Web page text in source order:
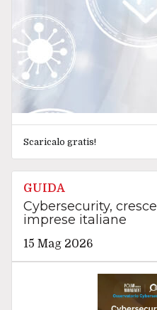
Scaricalo gratis!
GUIDA
Cybersecurity,
imprese italiane
15 Mag 2026